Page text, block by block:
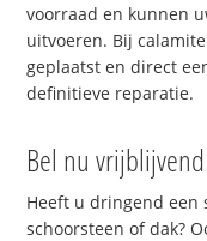
voorraad en kunnen
uitvoeren. Bij
geplaatst en direct
definitieve reparatie.
Bel nu
Heeft u dringend een
schoorsteen of dak?